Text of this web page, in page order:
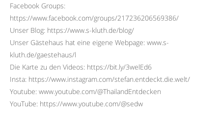
Facebook Groups:
https://www.facebook.com/groups/217236206569386/
Unser Blog: https://www.s-kluth.de/blog/
Unser Gästehaus hat eine eigene Webpage: www.s-
kluth.de/gaestehaus/l
Die Karte zu den Videos: https://bit.ly/3welEd6
Insta: https://www.instagram.com/stefan.entdeckt.die.welt/
Youtube: www.youtube.com/@ThailandEntdecken
YouTube: https://www.youtube.com/@sedw